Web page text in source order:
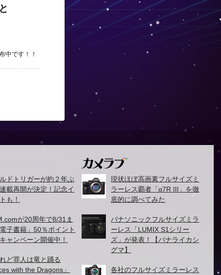
中です！！
ドトリガーが約２年ぶ
載再開が決定！記念イ
も！
が20周年で8/31ま
子書籍」50％ポイント
ャンペーン開催中！
れど罪人は竜と踊る
with the Dragons」
現状ほぼ高画素フルサイズミ
ラーレス覇者「α7R III」を徹
底的に調べてみた
パナソニックフルサイズミラ
ーレス「LUMIX S1シリー
ズ」が発表！【パナライカシ
グマ】
各社のフルサイズミラーレス